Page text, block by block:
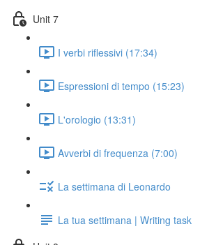
Unit 7
I verbi riflessivi (17:34)
Espressioni di tempo (15:23)
L'orologio (13:31)
Avverbi di frequenza (7:00)
La settimana di Leonardo
La tua settimana | Writing task